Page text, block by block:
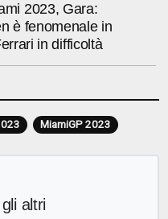
2023, Gara:
è fenomenale in
in difficoltà
MiamiGP 2023
altri